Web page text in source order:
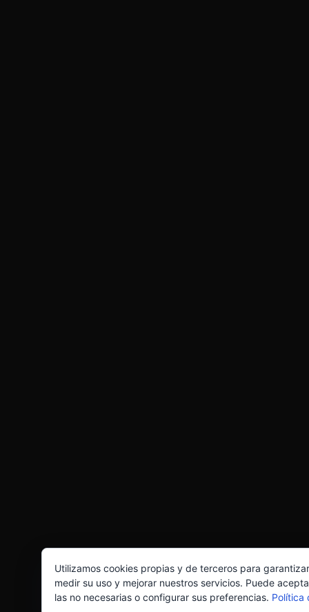
Utilizamos cookies propias y de terceros para
medir su uso y mejorar nuestros servicios. Puede
las no necesarias o configurar sus preferencias. Política